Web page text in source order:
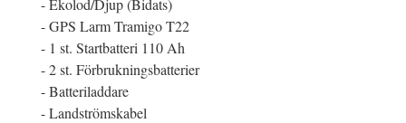
- Ekolod/Djup (Bidats)
- GPS Larm Tramigo T22
- 1 st. Startbatteri 110 Ah
- 2 st. Förbrukningsbatterier
- Batteriladdare
- Landströmskabel